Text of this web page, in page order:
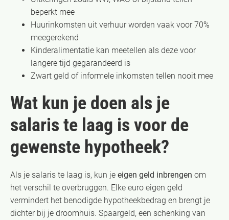
beperkt mee
Huurinkomsten uit verhuur worden vaak voor 70%
meegerekend
Kinderalimentatie kan meetellen als deze voor
langere tijd gegarandeerd is
Zwart geld of informele inkomsten tellen nooit mee
Wat kun je doen als je
salaris te laag is voor de
gewenste hypotheek?
Als je salaris te laag is, kun je eigen geld inbrengen om
het verschil te overbruggen. Elke euro eigen geld
vermindert het benodigde hypotheekbedrag en brengt je
dichter bij je droomhuis. Spaargeld, een schenking van